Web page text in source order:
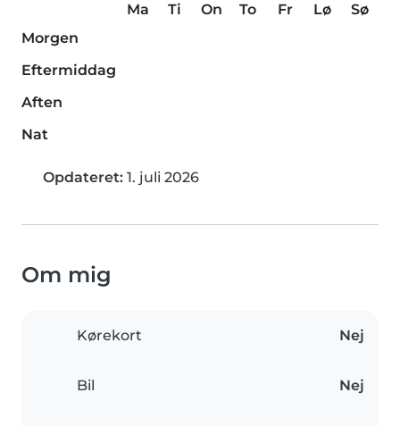
Ma Ti On To Fr Lø
Sø
Morgen
Eftermiddag
Aften
Nat
Opdateret: 1. juli 2026
Om mig
Kørekort Nej
Bil Nej